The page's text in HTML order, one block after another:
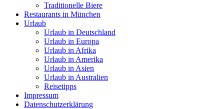
Traditionelle Biere
Restaurants in München
Urlaub
Urlaub in Deutschland
Urlaub in Europa
Urlaub in Afrika
Urlaub in Amerika
Urlaub in Asien
Urlaub in Australien
Reisetipps
Impressum
Datenschutzerklärung